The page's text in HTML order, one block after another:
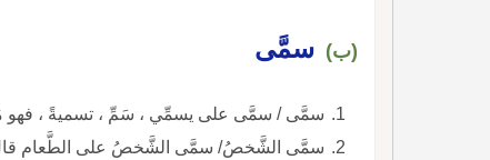
(ب) سمَّى
سمَّى / سمَّى على يسمِّي ، سَمِّ ، تسميةً ، فهو
سمَّى الشَّخصُ/ سمَّى الشَّخصُ على الطَّعام قال: